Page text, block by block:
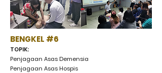
BENGKEL #6
TOPIK:
Penjagaan Asas Demensia
Penjagaan Asas Hospis